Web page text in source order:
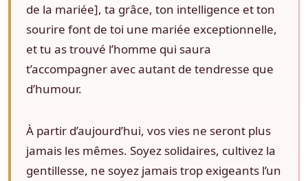
de la mariée], ta grâce, ton intelligence et ton
sourire font de toi une mariée exceptionnelle,
et tu as trouvé l’homme qui saura
t’accompagner avec autant de tendresse que
d’humour.
À partir d’aujourd’hui, vos vies ne seront plus
jamais les mêmes. Soyez solidaires, cultivez la
gentillesse, ne soyez jamais trop exigeants l’un